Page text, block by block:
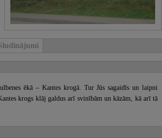
ēkā – Kantes krogā. Tur Jūs sagaidīs un laipni
krogs klāj galdus arī svinībām un kāzām, kā arī tā